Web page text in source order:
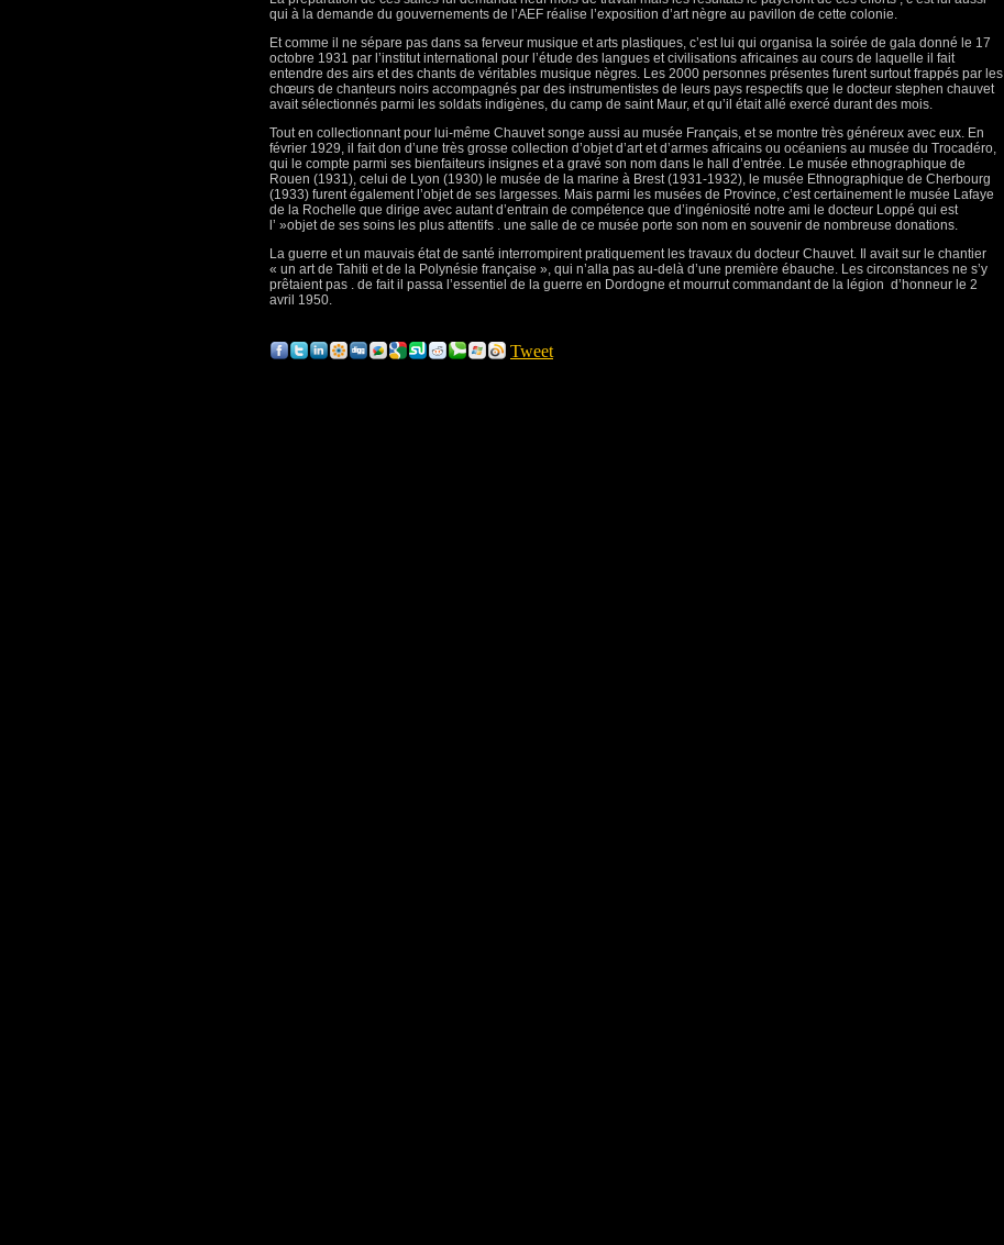
qui à la demande du gouvernements de l’AEF réalise l’exposition d’art nègre au pavillon de cette colonie.
Et comme il ne sépare pas dans sa ferveur musique et arts plastiques, c’est lui qui organisa la soirée de gala donné le 17
octobre 1931 par l’institut international pour l’étude des langues et civilisations africaines au cours de laquelle il fait
entendre des airs et des chants de véritables musique nègres. Les 2000 personnes présentes furent surtout frappés par les
chœurs de chanteurs noirs accompagnés par des instrumentistes de leurs pays respectifs que le docteur stephen chauvet
avait sélectionnés parmi les soldats indigènes, du camp de saint Maur, et qu’il était allé exercé durant des mois.
Tout en collectionnant pour lui-même Chauvet songe aussi au musée Français, et se montre très généreux avec eux. En
février 1929, il fait don d’une très grosse collection d’objet d’art et d’armes africains ou océaniens au musée du Trocadéro,
qui le compte parmi ses bienfaiteurs insignes et a gravé son nom dans le hall d’entrée. Le musée ethnographique de
Rouen (1931), celui de Lyon (1930) le musée de la marine à Brest (1931-1932), le musée Ethnographique de Cherbourg
(1933) furent également l’objet de ses largesses. Mais parmi les musées de Province, c’est certainement le musée Lafaye
de la Rochelle que dirige avec autant d’entrain de compétence que d’ingéniosité notre ami le docteur Loppé qui est
l’ »objet de ses soins les plus attentifs . une salle de ce musée porte son nom en souvenir de nombreuse donations.
La guerre et un mauvais état de santé interrompirent pratiquement les travaux du docteur Chauvet. Il avait sur le chantier
« un art de Tahiti et de la Polynésie française », qui n’alla pas au-delà d’une première ébauche. Les circonstances ne s’y
prêtaient pas . de fait il passa l’essentiel de la guerre en Dordogne et mourrut commandant de la légion d’honneur le 2
avril 1950.
Tweet